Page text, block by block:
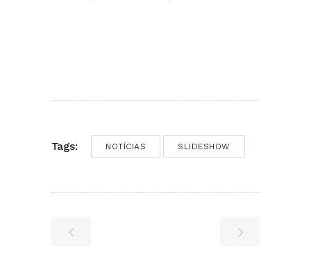
Tags: NOTÍCIAS SLIDESHOW